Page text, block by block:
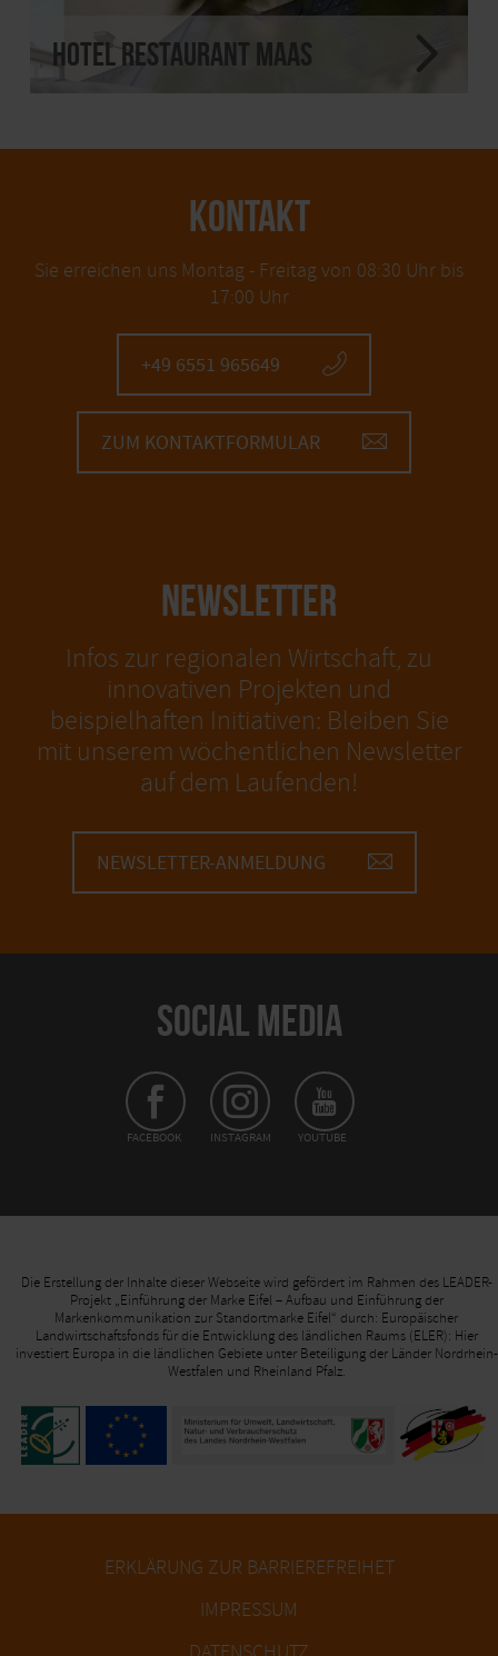
Hotel Restaurant Maas
KONTAKT
Sie erreichen uns Montag - Freitag von 08:30 Uhr bis
17:00 Uhr
+49 6551 965649
ZUM KONTAKTFORMULAR
NEWSLETTER
Infos zur regionalen Wirtschaft, zu
innovativen Projekten und
beispielhaften Initiativen: Bleiben Sie
mit unserem wöchentlichen Newsletter
auf dem Laufenden!
NEWSLETTER-ANMELDUNG
SOCIAL MEDIA
FACEBOOK INSTAGRAM YOUTUBE
Die Erstellung der Inhalte dieser Webseite wird gefördert im Rahmen des LEADER-
Projekt „Einführung der Marke Eifel – Aufbau und Einführung der
Markenkommunikation zur Standortmarke Eifel“ durch: Europäischer
Landwirtschaftsfonds für die Entwicklung des ländlichen Raums (ELER): Hier
investiert Europa in die ländlichen Gebiete unter Beteiligung der Länder Nordrhein-
Westfalen und Rheinland Pfalz.
ERKLÄRUNG ZUR BARRIEREFREIHET
IMPRESSUM